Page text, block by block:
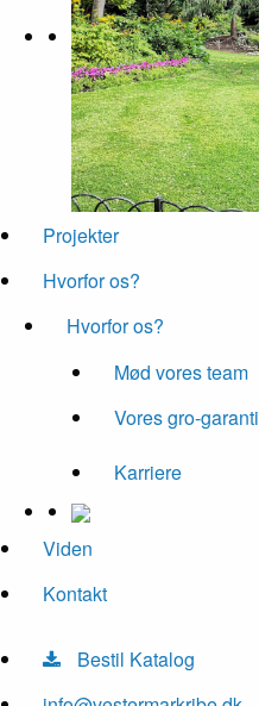
Projekter
Hvorfor os?
Hvorfor os?
Mød vores team
Vores gro-garanti
Karriere
Viden
Kontakt
Bestil Katalog